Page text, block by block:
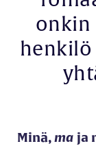
onkin
Minä,ma ja